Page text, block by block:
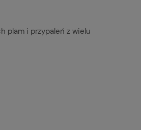
plam i przypaleń z wielu